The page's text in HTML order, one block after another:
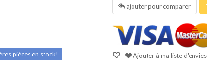
pièces en stock!
ajouter pour comparer
Ajouter à ma liste d'envies